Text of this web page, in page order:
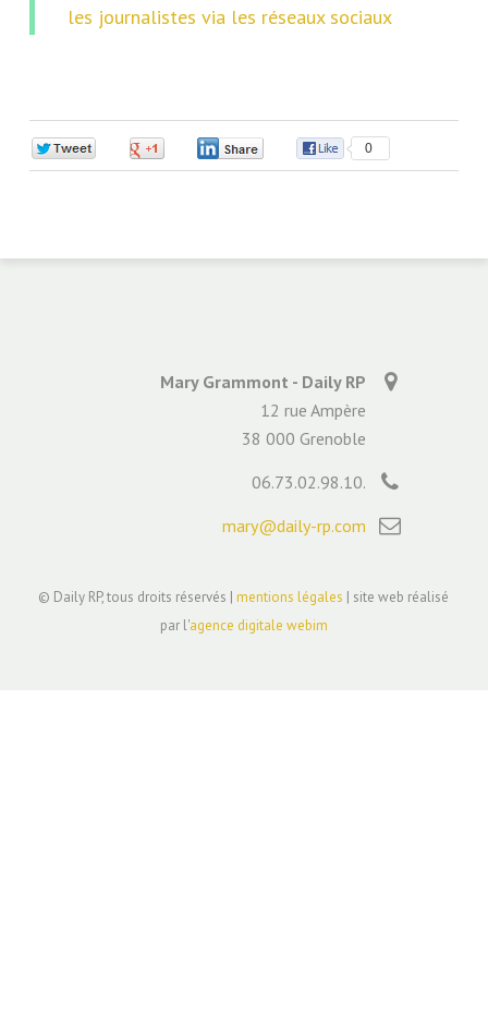
les journalistes via les réseaux sociaux
0
Mary Grammont - Daily RP
12 rue Ampère
38 000 Grenoble
06.73.02.98.10.
mary@daily-rp.com
© Daily RP, tous droits réservés |mentions légales | site web réalisé
par l'agence digitale webim